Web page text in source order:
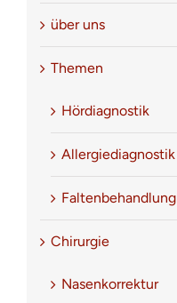
über uns
Themen
Hördiagnostik
Allergiediagnostik
Faltenbehandlung
Chirurgie
Nasenkorrektur